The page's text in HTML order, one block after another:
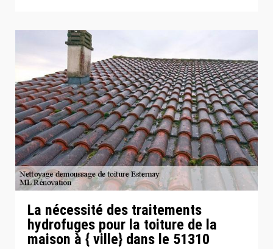
La nécessité des traitements
hydrofuges pour la toiture de la
maison à { ville} dans le 51310